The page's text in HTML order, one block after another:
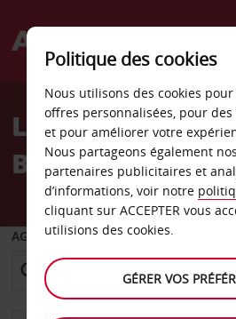
Welcome
AvisLocation de
Bartolomé
AGENCE DE DÉPART
Politique des cookies
Nous utilisons des cookies
offres personnalisées, pour
et pour améliorer votre
Nous partageons également
partenaires publicitaires et
d’informations, voir notre
cliquant sur ACCEPTER vous
utilisions des cookies.
GÉRER VOS